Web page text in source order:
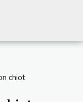
chiot